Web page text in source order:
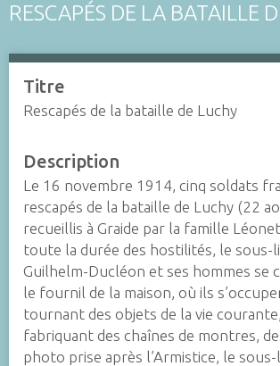
RESCAPÉS DE LA BATAILLE
Titre
Rescapés de la bataille de Luchy
Description
Le 16 novembre 1914, cinq soldats
rescapés de la bataille de Luchy (22
recueillis à Graide par la famille
toute la durée des hostilités, le sous-
Guilhelm-Ducléon et ses hommes se
le fournil de la maison, où ils
tournant des objets de la vie
fabriquant des chaînes de montres,
photo prise après l’Armistice, le